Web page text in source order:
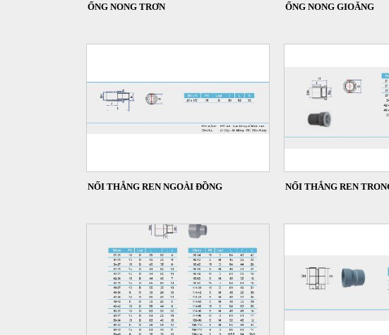
ỐNG NONG TRƠN ỐNG NONG GIOĂNG
NỐI THẲNG REN NGOÀI ĐỒNG NỐI THẲNG REN